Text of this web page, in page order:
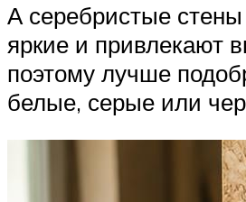
А серебристые
яркие и привлекают
поэтому лучше
белые, серые или